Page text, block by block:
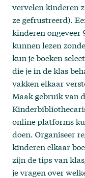
vervelen kinderen
ze gefrustreerd).
kinderen ongeveer
kunnen lezen
kun je boeken
die je in de klas
vakken elkaar
Maak gebruik van
online platforms
doen. Organiseer
kinderen elkaar
zijn de tips van
je vragen over